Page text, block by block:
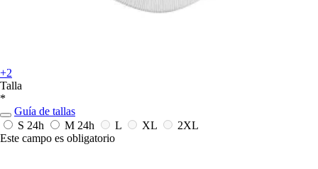
+2
Talla
*
Guía de tallas
S 24h M 24h L XL
2XL
Este campo es obligatorio